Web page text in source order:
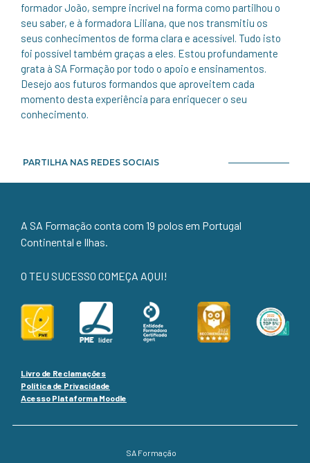
formador João, sempre incrível na forma como partilhou o
seu saber, e à formadora Liliana, que nos transmitiu os
seus conhecimentos de forma clara e acessível. Tudo isto
foi possível também graças a eles. Estou profundamente
grata à SA Formação por todo o apoio e ensinamentos.
Desejo aos futuros formandos que aproveitem cada
momento desta experiência para enriquecer o seu
conhecimento.
PARTILHA NAS REDES SOCIAIS
A SA Formação conta com 19 polos em Portugal
Continental e Ilhas.
O TEU SUCESSO COMEÇA AQUI!
Livro de Reclamações
Política de Privacidade
Acesso Plataforma Moodle
SA Formação